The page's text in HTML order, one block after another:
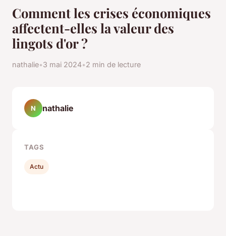
Comment les crises économiques
affectent-elles la valeur des
lingots d'or ?
nathalie•3 mai 2024•2 min de lecture
N nathalie
TAGS
Actu